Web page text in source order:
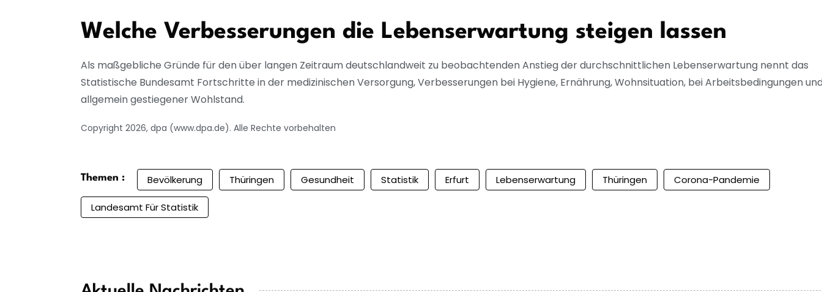
Welche Verbesserungen die Lebenserwartung steigen lassen
Als maßgebliche Gründe für den über langen Zeitraum deutschlandweit zu beobachtenden Anstieg der durchschnittlichen Lebenserwartung nennt das
Statistische Bundesamt Fortschritte in der medizinischen Versorgung, Verbesserungen bei Hygiene, Ernährung, Wohnsituation, bei Arbeitsbedingungen
allgemein gestiegener Wohlstand.
Copyright 2026, dpa (www.dpa.de). Alle Rechte vorbehalten
Themen : Bevölkerung Thüringen Gesundheit Statistik Erfurt Lebenserwartung Thüringen Corona-Pandemie
Landesamt Für Statistik